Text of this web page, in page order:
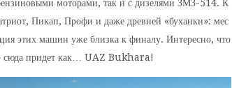
моторами, так и с дизелями ЗМЗ-514. К
Пикап, Профи и даже древней «буханки»: мес
этих машин уже близка к финалу. Интересно, что
сюда придет как… UAZ Bukhara!